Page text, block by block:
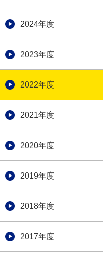
2024年度
2023年度
2022年度
2021年度
2020年度
2019年度
2018年度
2017年度